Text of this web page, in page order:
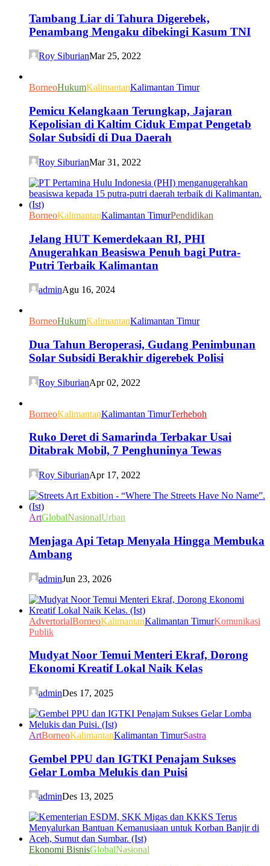
Tambang Liar di Tahura Digerebek,
Penambang Mengaku dibekingi Kasum TNI
Roy SiburianMar 25, 2022
BorneoHukumKalimantanKalimantan Timur
Pemicu Kelangkaan Terungkap, Jajaran
Kepolisian di Kaltim Ciduk Empat Pengetab
Solar Subsidi di Dua Daerah
Roy SiburianMar 31, 2022
BorneoKalimantanKalimantan TimurPendidikan
Jelang HUT Kemerdekaan RI, PHI
Anugerahkan Beasiswa Penuh bagi Putra-
Putri Terbaik Kalimantan
adminAgu 16, 2024
BorneoHukumKalimantanKalimantan Timur
Dua Tahun Beroperasi, Gudang Penimbunan
Solar Subsidi Berakhir digerebek Polisi
Roy SiburianApr 02, 2022
BorneoKalimantanKalimantan TimurTerheboh
Ruko Deret di Samarinda Terbakar Usai
Ditabrak Mobil, 7 Penghuninya Tewas
Roy SiburianApr 17, 2022
ArtGlobalNasionalUrban
Menjaga Api Tetap Menyala Hingga Membuka
Ambang
adminJun 23, 2026
AdvertorialBorneoKalimantanKalimantan TimurKomunikasi
Publik
Mudyat Noor Temui Menteri Ekraf, Dorong
Ekonomi Kreatif Lokal Naik Kelas
adminDes 17, 2025
ArtBorneoKalimantanKalimantan TimurSastra
Gembel PPU dan IGTKI Penajam Sukses
Gelar Lomba Melukis dan Puisi
adminDes 13, 2025
Ekonomi BisnisGlobalNasional